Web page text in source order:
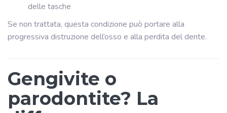
delle tasche
Se non trattata, questa condizione può portare alla
progressiva distruzione dell’osso e alla perdita del dente.
Gengivite o
parodontite? La